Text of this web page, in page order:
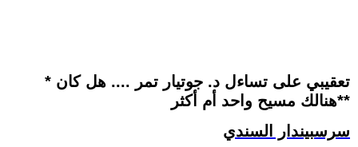
* تعقيبي على تساءل د. جوتيار تمر .... هل كان
هنالك مسيح واحد أم أكثر**
سرسبيندار السندي